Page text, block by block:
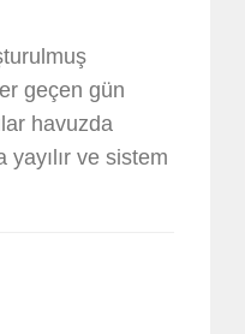
geçen gün
havuzda
ve sistem